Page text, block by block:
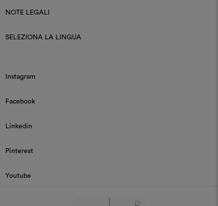
NOTE LEGALI
SELEZIONA LA LINGUA
Instagram
Facebook
Linkedin
Pinterest
Youtube
© 2026 Dedar P.IVA 03187590157